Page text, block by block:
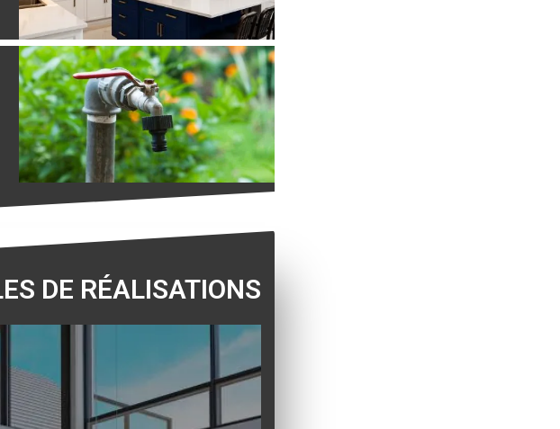
DE RÉALISATIONS